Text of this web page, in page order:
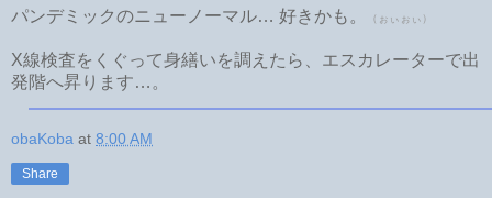
パンデミックのニューノーマル… 好きかも。 （ぉぃぉぃ）
X線検査をくぐって身繕いを調えたら、エスカレーターで出
発階へ昇ります…。
obaKoba at 8:00 AM
Share